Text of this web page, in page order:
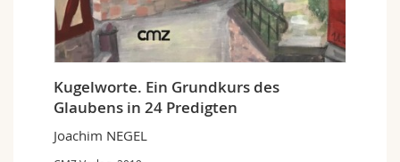
Kugelworte. Ein Grundkurs des
Glaubens in 24 Predigten
Joachim NEGEL